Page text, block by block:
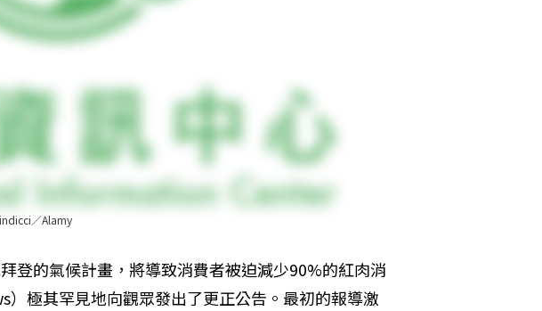
／Alamy
登的氣候計畫，將導致消費者被迫減少90%的紅肉消
）極其罕見地向觀眾發出了更正公告。最初的報導激